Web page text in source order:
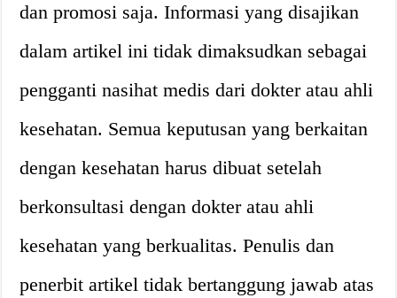
dan promosi saja. Informasi yang disajikan
dalam artikel ini tidak dimaksudkan sebagai
pengganti nasihat medis dari dokter atau ahli
kesehatan. Semua keputusan yang berkaitan
dengan kesehatan harus dibuat setelah
berkonsultasi dengan dokter atau ahli
kesehatan yang berkualitas. Penulis dan
penerbit artikel tidak bertanggung jawab atas